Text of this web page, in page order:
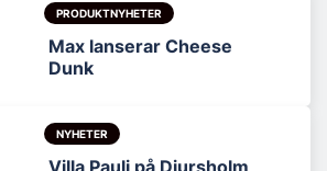
PRODUKTNYHETER
Max lanserar Cheese
Dunk
NYHETER
Villa Pauli på Djursholm